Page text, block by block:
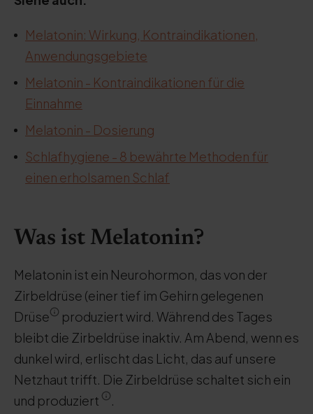
Melatonin: Wirkung, Kontraindikationen,
Anwendungsgebiete
Melatonin - Kontraindikationen für die
Einnahme
Melatonin - Dosierung
Schlafhygiene - 8 bewährte Methoden für
einen erholsamen Schlaf
Was ist Melatonin?
Melatonin ist ein Neurohormon, das von der
Zirbeldrüse (einer tief im Gehirn gelegenen
Drüse
produziert wird. Während des Tages
bleibt die Zirbeldrüse inaktiv. Am Abend, wenn es
dunkel wird, erlischt das Licht, das auf unsere
Netzhaut trifft. Die Zirbeldrüse schaltet sich ein
und produziert